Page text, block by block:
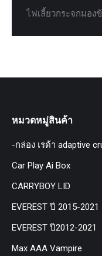
ไฟเลี้ยวกระจกมองข้
หมวดหมู่สินค้า
-กล่อง เรด้า adaptive
Car Play Ai Box
CARRYBOY LID
EVEREST ปี 2015-2021
EVEREST ปี2012-2021
Max AAA Vampire